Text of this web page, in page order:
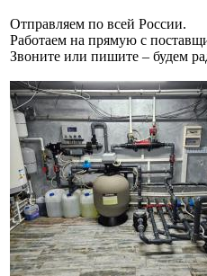
Отправляем по всей России.
Работаем на прямую с
Звоните или пишите – будем